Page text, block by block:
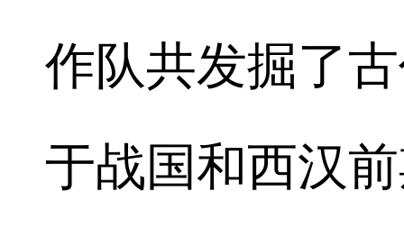
作队共发掘了
于战国和西汉